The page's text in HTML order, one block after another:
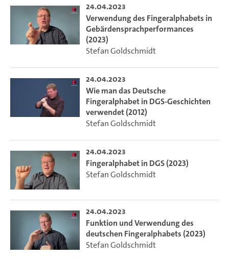
24.04.2023
Verwendung des Fingeralphabets in
Gebärdensprachperformances
(2023)
Stefan Goldschmidt
24.04.2023
Wie man das Deutsche
Fingeralphabet in DGS-Geschichten
verwendet (2012)
Stefan Goldschmidt
24.04.2023
Fingeralphabet in DGS (2023)
Stefan Goldschmidt
24.04.2023
Funktion und Verwendung des
deutschen Fingeralphabets (2023)
Stefan Goldschmidt